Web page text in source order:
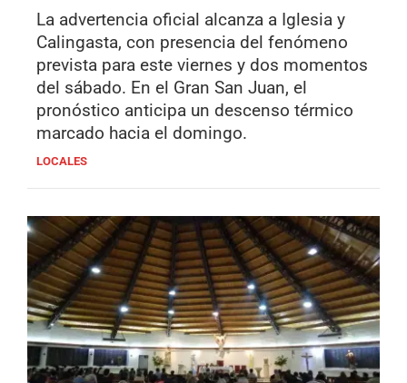
La advertencia oficial alcanza a Iglesia y
Calingasta, con presencia del fenómeno
prevista para este viernes y dos momentos
del sábado. En el Gran San Juan, el
pronóstico anticipa un descenso térmico
marcado hacia el domingo.
LOCALES